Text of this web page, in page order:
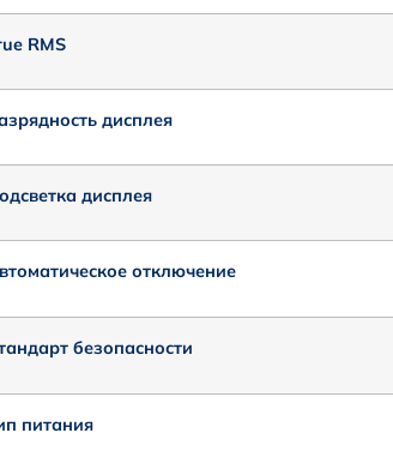
RMS
дисплея
дисплея
отключение
безопасности
питания